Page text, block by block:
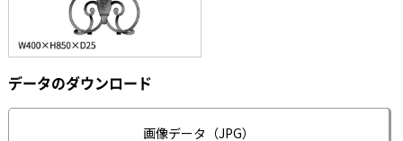
データのダウンロード
画像データ（JPG）